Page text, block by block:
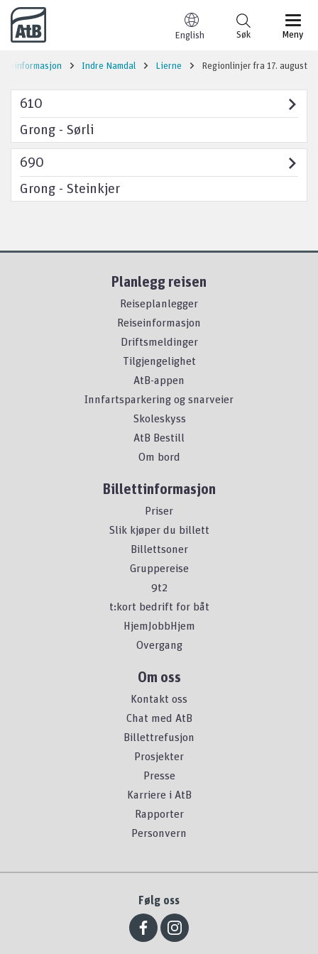
Til innhold
English Meny
Søk
Indre Namdal Lierne Regionlinjer fra 17. august
610
Grong - Sørli
690
Grong - Steinkjer
Planlegg reisen
Reiseplanlegger
Reiseinformasjon
Driftsmeldinger
Tilgjengelighet
AtB-appen
Innfartsparkering og snarveier
Skoleskyss
AtB Bestill
Om bord
Billettinformasjon
Priser
Slik kjøper du billett
Billettsoner
Gruppereise
9t2
t:kort bedrift for båt
HjemJobbHjem
Overgang
Om oss
Kontakt oss
Chat med AtB
Billettrefusjon
Prosjekter
Presse
Karriere i AtB
Rapporter
Personvern
Følg oss